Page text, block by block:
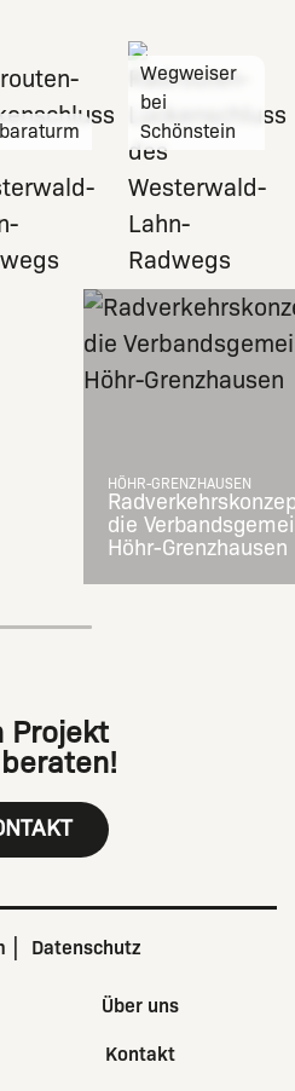
Wegweiser
bei
Schönstein
HÖHR-GRENZHAUSEN
die
Höhr-Grenzhausen
Projekt
Datenschutz
Über uns
Kontakt